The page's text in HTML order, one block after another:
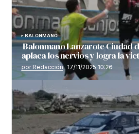
BALONMANO
Balonmano Lanzarote Ciudad
aplaca los nervios y logra la
por Redacción 17/11/2025 10:26